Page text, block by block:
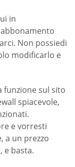
in
Non possiedi
modificarlo e
funzione sul sito
spiacevole,
e vorresti
a un prezzo
e basta.